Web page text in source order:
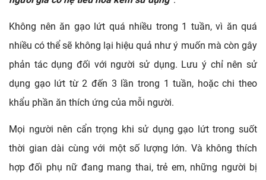
Không nên ăn gạo lứt quá nhiều trong 1 tuần, vì ăn quá
nhiều có thể sẽ không lại hiệu quả như ý muốn mà còn gây
phản tác dụng đối với người sử dụng. Lưu ý chỉ nên sử
dụng gạo lứt từ 2 đến 3 lần trong 1 tuần, hoặc chi theo
khẩu phần ăn thích ứng của mỗi người.
Mọi người nên cẩn trọng khi sử dụng gạo lứt trong suốt
thời gian dài cùng với một số lượng lớn. Và không thích
hợp đối phụ nữ đang mang thai, trẻ em, những người bị